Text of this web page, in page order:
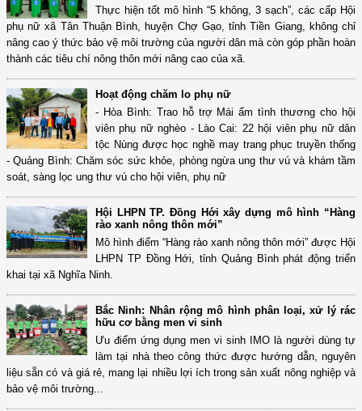
Thực hiện tốt mô hình “5 không, 3 sạch”, các cấp Hội
phụ nữ xã Tân Thuận Bình, huyện Chợ Gạo, tỉnh Tiền Giang, không chỉ
nâng cao ý thức bảo vệ môi trường của người dân mà còn góp phần hoàn
thành các tiêu chí nông thôn mới nâng cao của xã.
Hoạt động chăm lo phụ nữ
- Hòa Bình: Trao hỗ trợ Mái ấm tình thương cho hội
viên phụ nữ nghèo - Lào Cai: 22 hội viên phụ nữ dân
tộc Nùng được học nghề may trang phục truyền thống
- Quảng Bình: Chăm sóc sức khỏe, phòng ngừa ung thư vú và khám tầm
soát, sàng lọc ung thư vú cho hội viên, phụ nữ
Hội LHPN TP. Đồng Hới xây dựng mô hình “Hàng
rào xanh nông thôn mới”
Mô hình điểm “Hàng rào xanh nông thôn mới” được Hội
LHPN TP Đồng Hới, tỉnh Quảng Bình phát động triển
khai tại xã Nghĩa Ninh.
Bắc Ninh: Nhân rộng mô hình phân loại, xử lý rác
hữu cơ bằng men vi sinh
Ưu điểm ứng dụng men vi sinh IMO là người dùng tự
làm tại nhà theo công thức được hướng dẫn, nguyên
liệu sẵn có và giá rẻ, mang lại nhiều lợi ích trong sản xuất nông nghiệp và
bảo vệ môi trường...